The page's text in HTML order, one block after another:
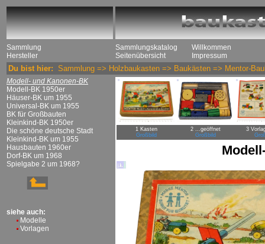
Sammlung
Hersteller
Sammlungskatalog
Seitenübersicht
Willkommen
Impressum
Du bist hier: Sammlung => Holzbaukasten => Baukästen => Mentor-
Modell- und Kanonen-BK
Modell-BK 1950er
Häuser-BK um 1955
Universal-BK um 1955
BK für Großbauten
Kleinkind-BK 1950er
Die schöne deutsche Stadt
Kleinkind-BK um 1955
Hausbauten 1960er
Dorf-BK um 1968
Spielgabe 2 um 1968?
siehe auch:
Modelle
Vorlagen
1 Kasten
Großbild
2 ...geöffnet
Großbild
3